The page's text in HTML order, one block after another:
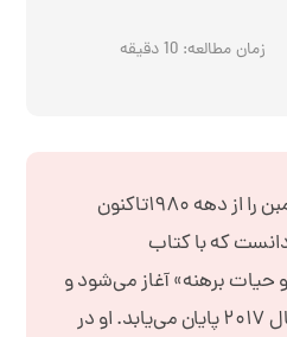
زمان مطالعه: 10دقیقه
محور اصلی کار جورجو آگامبن را از دهه ۱۹۸۰تاکنون
که با کتاب
برهنه» آغاز می‌شود و
با «استفاده بدن‌ها» در سال ۲۰۱۷ پایان می‌یابد. او در